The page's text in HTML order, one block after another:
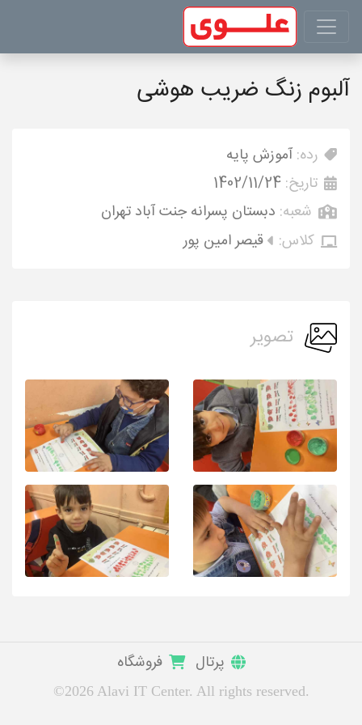
آلبوم زنگ ضریب هوشی
رده: آموزش پایه
تاریخ: 1402/11/24
شعبه: دبستان پسرانه جنت آباد تهران
کلاس:
قیصر امین پور
تصویر
پرتال فروشگاه
©2026 Alavi IT Center. All rights reserved.